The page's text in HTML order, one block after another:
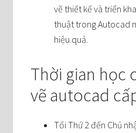
vẽ thiết kế và triển
thuật trong Autocad
hiệu quả.
Thời gian học
vẽ autocad
Tối Thứ 2 đến Chủ